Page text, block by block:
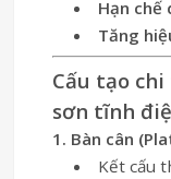
Hạn chế
Tăng
Cấu tạo
sơn tĩnh
1. Bàn cân
Kết cấu